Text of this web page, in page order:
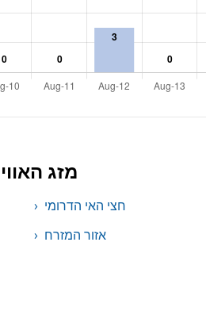
מזג
חצי האי הדרומי
אזור המזרח